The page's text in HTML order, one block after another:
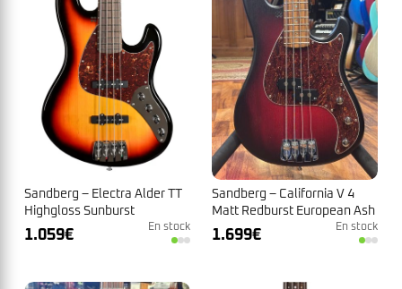
Sandberg – Electra Alder TT
Highgloss Sunburst
1.059€ En stock
Sandberg – California V 4
Matt Redburst European Ash
Body PF N°47267
1.699€ En stock